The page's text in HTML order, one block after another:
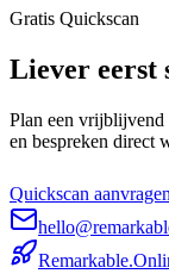
Gratis Quickscan
Liever eerst
Plan een vrijblijvend
en bespreken direct
Quickscan aanvragen
Remarkable.